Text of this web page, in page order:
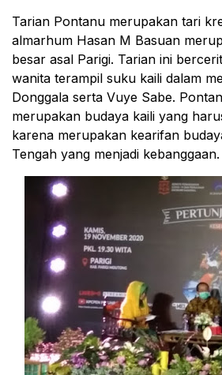
Tarian Pontanu merupakan tari
almarhum Hasan M Basuan
besar asal Parigi. Tarian ini
wanita terampil suku kaili dalam
Donggala serta Vuye Sabe.
merupakan budaya kaili yang
karena merupakan kearifan
Tengah yang menjadi kebanggaan.